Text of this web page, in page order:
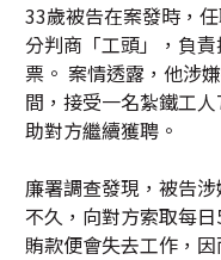
33歲被告在案發時，
分判商「工頭」，負
票。 案情透露，他涉
間，接受一名紮鐵工
助對方繼續獲聘。
廉署調查發現，被告
不久，向對方索取每
賄款便會失去工作，